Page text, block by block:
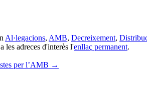
Al·legacions, AMB, Decreixement,
les adreces d'interès l'enllaç permanent.
per l’AMB →